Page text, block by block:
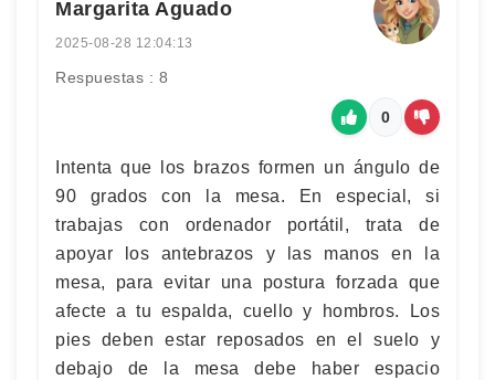
Margarita Aguado
2025-08-28 12:04:13
Respuestas : 8
0
Intenta que los brazos formen un ángulo de
90 grados con la mesa. En especial, si
trabajas con ordenador portátil, trata de
apoyar los antebrazos y las manos en la
mesa, para evitar una postura forzada que
afecte a tu espalda, cuello y hombros. Los
pies deben estar reposados en el suelo y
debajo de la mesa debe haber espacio